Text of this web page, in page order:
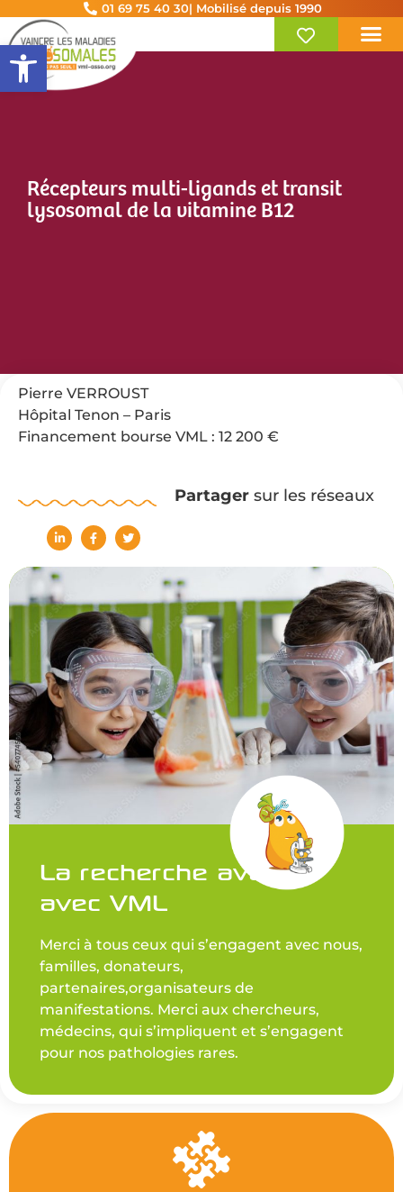
Ouvrir la barre d’outils
01 69 75 40 30| Mobilisé depuis 1990
Récepteurs multi-ligands et transit
lysosomal de la vitamine B12
Pierre VERROUST
Hôpital Tenon – Paris
Financement bourse VML : 12 200 €
Partagersur les réseaux
La recherche avance
avec VML
Merci à tous ceux qui s’engagent avec nous,
familles, donateurs,
partenaires,organisateurs de
manifestations. Merci aux chercheurs,
médecins, qui s’impliquent et s’engagent
pour nos pathologies rares.